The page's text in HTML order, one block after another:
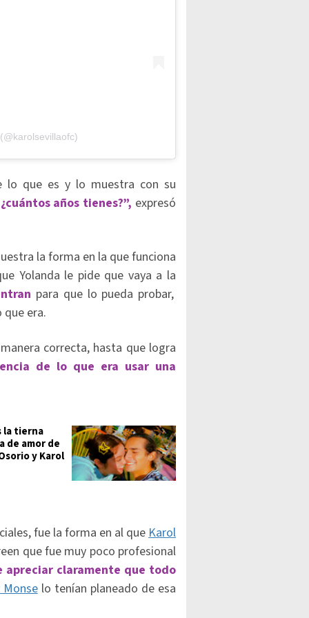
lo que es y lo muestra con su
años tienes?”, expresó
la forma en la que funciona
Yolanda le pide que vaya a la
para que lo pueda probar,
que era.
correcta, hasta que logra
de lo que era usar una
la tierna
de amor de
y Karol
fue la forma en al que Karol
que fue muy poco profesional
apreciar claramente que todo
Monselo tenían planeado de esa